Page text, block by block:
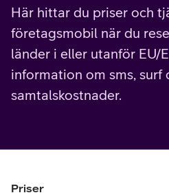
Här hittar du priser och
företagsmobil när du
länder i eller utanför EU/
information om sms, surf
samtalskostnader.
Priser